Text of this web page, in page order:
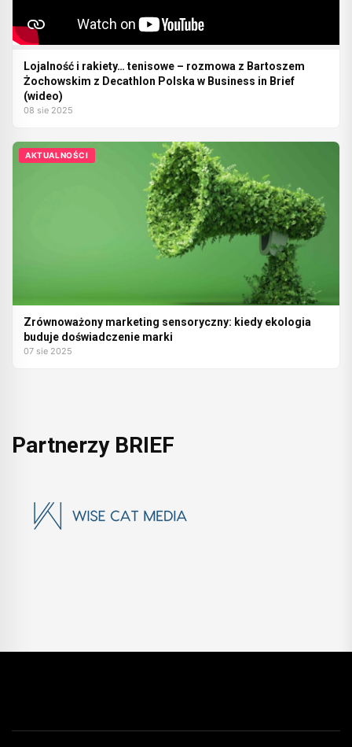
Lojalność i rakiety… tenisowe – rozmowa z Bartoszem
Żochowskim z Decathlon Polska w Business in Brief
(wideo)
08 sie 2025
AKTUALNOŚCI
Zrównoważony marketing sensoryczny: kiedy ekologia
buduje doświadczenie marki
07 sie 2025
Partnerzy BRIEF